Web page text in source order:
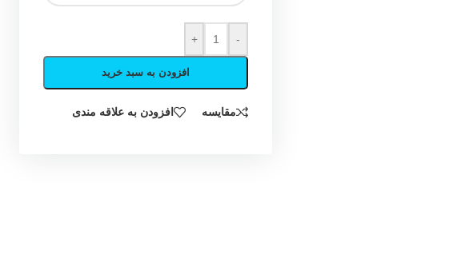
-
+
افزودن به سبد خرید
مقایسه افزودن به علاقه مندی